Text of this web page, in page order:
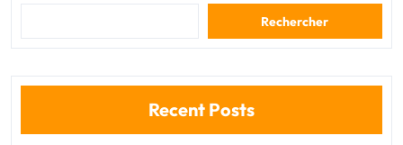
Rechercher
Recent Posts